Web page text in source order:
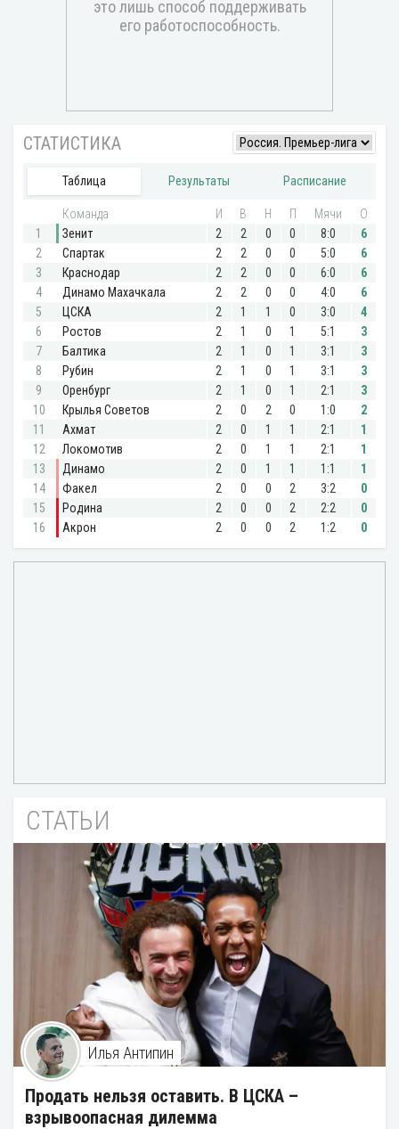
СТАТЬИ
Илья Антипин
Продать нельзя оставить. В ЦСКА –
взрывоопасная дилемма